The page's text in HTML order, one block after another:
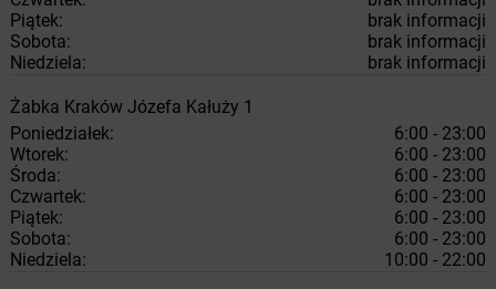
Piątek:
brak informacji
Sobota:
brak informacji
Niedziela:
brak informacji
Żabka Kraków Józefa Kałuży 1
Poniedziałek:
6:00 - 23:00
Wtorek:
6:00 - 23:00
Środa:
6:00 - 23:00
Czwartek:
6:00 - 23:00
Piątek:
6:00 - 23:00
Sobota:
6:00 - 23:00
Niedziela:
10:00 - 22:00